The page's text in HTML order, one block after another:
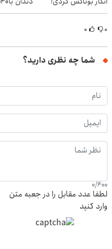
(تخفیف ویژه)
۰ ۰
شما چه نظری دارید؟
0/400
لطفا عدد مقابل را در جعبه متن
وارد کنید